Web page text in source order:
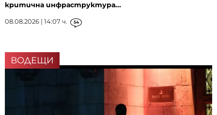
критична инфраструктура...
08.08.2026 | 14:07 ч. 54
ВОДЕЩИ